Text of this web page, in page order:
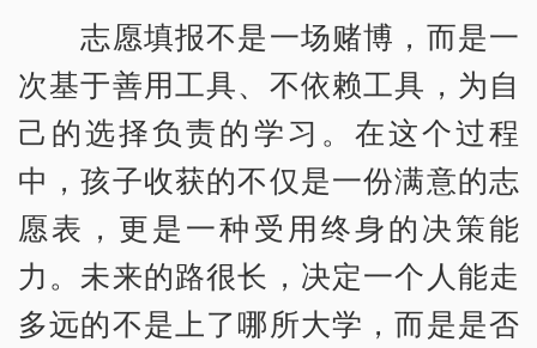
志愿填报不是一场赌博，而是一
次基于善用工具、不依赖工具，为自
己的选择负责的学习。在这个过程
中，孩子收获的不仅是一份满意的志
愿表，更是一种受用终身的决策能
力。未来的路很长，决定一个人能走
多远的不是上了哪所大学，而是是否